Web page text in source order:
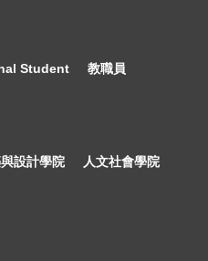
Student 教職員
設計學院 人文社會學院